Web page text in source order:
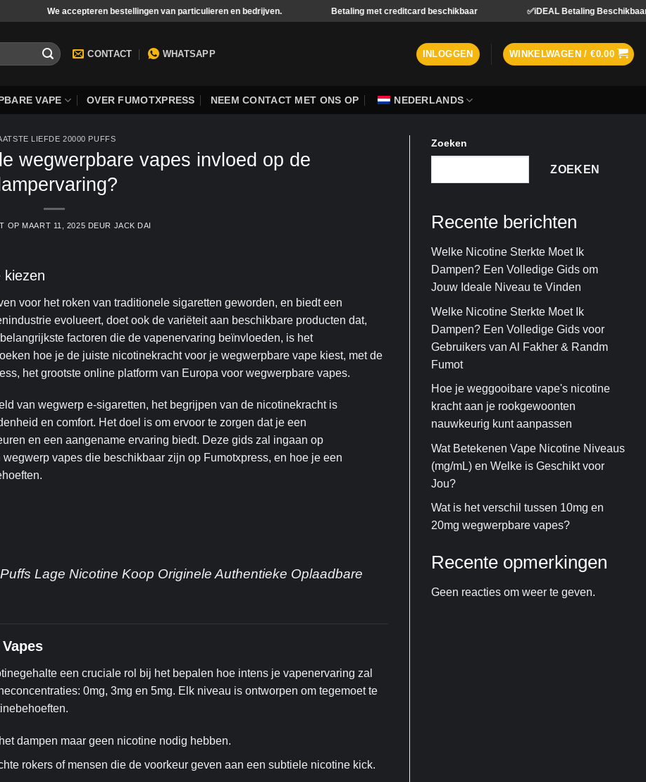
accepteren bestellingen van particulieren en bedrijven. Betaling met creditcard beschikbaar ✅iDEAL Betaling Beschikbaar
CONTACT WHATSAPP INLOGGEN WINKELWAGEN /€0.00
VAPE OVER FUMOTXPRESS NEEM CONTACT MET ONS OP NEDERLANDS
LIEFDE 20000 PUFFS
wegwerpbare vapes invloed op de
OP MAART 11, 2025 DEUR JACK DAI
kiezen
voor het roken van traditionele sigaretten geworden, en biedt een
evolueert, doet ook de variëteit aan beschikbare producten dat,
factoren die de vapenervaring beïnvloeden, is het
hoe je de juiste nicotinekracht voor je wegwerpbare vape kiest, met de
het grootste online platform van Europa voor wegwerpbare vapes.
van wegwerp e-sigaretten, het begrijpen van de nicotinekracht is
en comfort. Het doel is om ervoor te zorgen dat je een
en een aangename ervaring biedt. Deze gids zal ingaan op
vapes die beschikbaar zijn op Fumotxpress, en hoe je een
Lage Nicotine Koop Originele Authentieke Oplaadbare
een cruciale rol bij het bepalen hoe intens je vapenervaring zal
0mg, 3mg en 5mg. Elk niveau is ontworpen om tegemoet te
dampen maar geen nicotine nodig hebben.
rokers of mensen die de voorkeur geven aan een subtiele nicotine kick.
Zoeken
ZOEKEN
Recente berichten
Welke Nicotine Sterkte Moet Ik
Dampen? Een Volledige Gids om
Jouw Ideale Niveau te Vinden
Welke Nicotine Sterkte Moet Ik
Dampen? Een Volledige Gids voor
Gebruikers van Al Fakher & Randm
Fumot
Hoe je weggooibare vape's nicotine
kracht aan je rookgewoonten
nauwkeurig kunt aanpassen
Wat Betekenen Vape Nicotine Niveaus
(mg/mL) en Welke is Geschikt voor
Jou?
Wat is het verschil tussen 10mg en
20mg wegwerpbare vapes?
Recente opmerkingen
Geen reacties om weer te geven.